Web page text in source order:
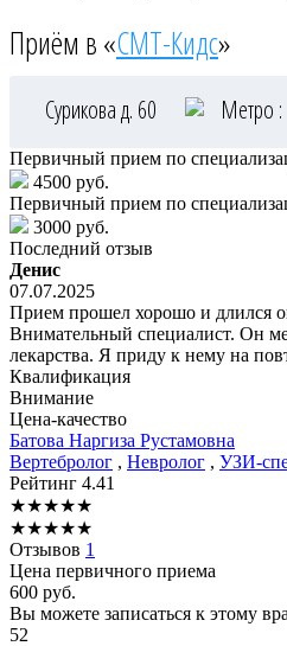
Приём в «СМТ-Кидс»
Сурикова д. 60 Метро :
Первичный прием по
4500 руб.
Первичный прием по
3000 руб.
Последний отзыв
Денис
07.07.2025
Прием прошел хорошо и длился
Внимательный специалист. Он
лекарства. Я приду к нему на
Квалификация
Внимание
Цена-качество
Батова Наргиза Рустамовна
Вертебролог , Невролог , УЗИ-
Рейтинг 4.41
★★★★★
★★★★★
Отзывов 1
Цена первичного приема
600 руб.
Вы можете записаться к этому
52